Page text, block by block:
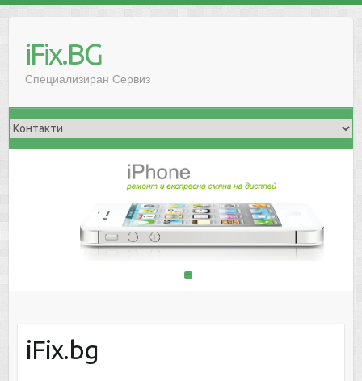
iFix.BG
Специализиран Сервиз
2
iFix.bg